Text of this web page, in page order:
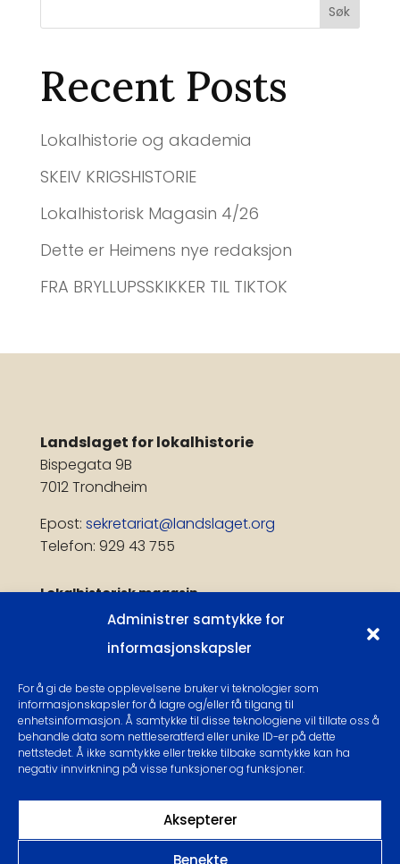
Administrer samtykke for
informasjonskapsler
For å gi de beste opplevelsene bruker vi teknologier som
informasjonskapsler for å lagre og/eller få tilgang til
enhetsinformasjon. Å samtykke til disse teknologiene vil tillate oss å
behandle data som nettleseratferd eller unike ID-er på dette
nettstedet. Å ikke samtykke eller trekke tilbake samtykke kan ha
negativ innvirkning på visse funksjoner og funksjoner.
Aksepterer
Benekte
Søk
Recent Posts
Lokalhistorie og akademia
SKEIV KRIGSHISTORIE
Lokalhistorisk Magasin 4/26
Dette er Heimens nye redaksjon
FRA BRYLLUPSSKIKKER TIL TIKTOK
Landslaget for lokalhistorie
Bispegata 9B
7012 Trondheim
Epost: sekretariat@landslaget.org
Telefon: 929 43 755
Lokalhistorisk magasin
Få publiseringsvarsel
Personvern og Cookies